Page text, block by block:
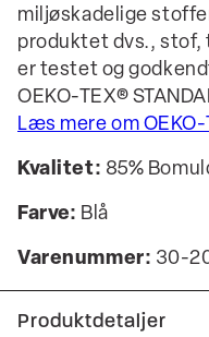
miljøskadelige
produktet dvs., stof,
er testet og
OEKO-TEX®
Læs mere om OEKO-
Kvalitet: 85%
Farve: Blå
Varenummer: 30-
Produktdetaljer